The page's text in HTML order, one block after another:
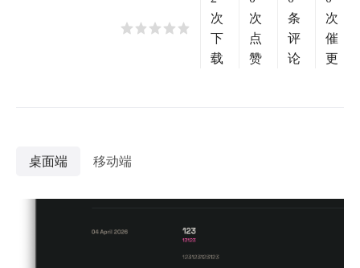
次
下
载
次
点
赞
条
评
论
次
催
更
桌面端 移动端